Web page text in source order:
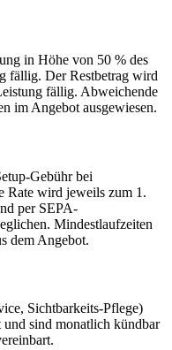
in Höhe von 50 % des
fällig. Der Restbetrag wird
fällig. Abweichende
im Angebot ausgewiesen.
Gebühr bei
Rate wird jeweils zum 1.
per SEPA-
Mindestlaufzeiten
dem Angebot.
Sichtbarkeits-Pflege)
sind monatlich kündbar